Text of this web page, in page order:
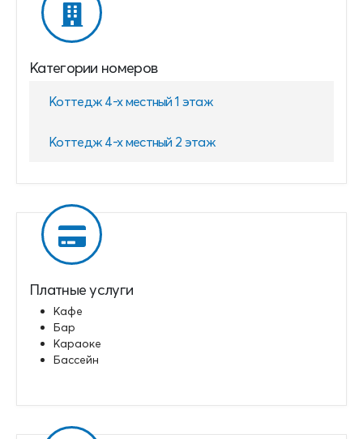
Категории номеров
Коттедж 4-х местный 1 этаж
Коттедж 4-х местный 2 этаж
Платные услуги
Кафе
Бар
Караоке
Бассейн